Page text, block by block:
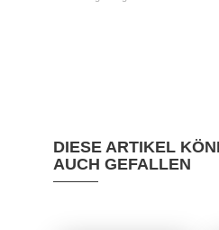
DIESE ARTIKEL
AUCH GEFALLEN